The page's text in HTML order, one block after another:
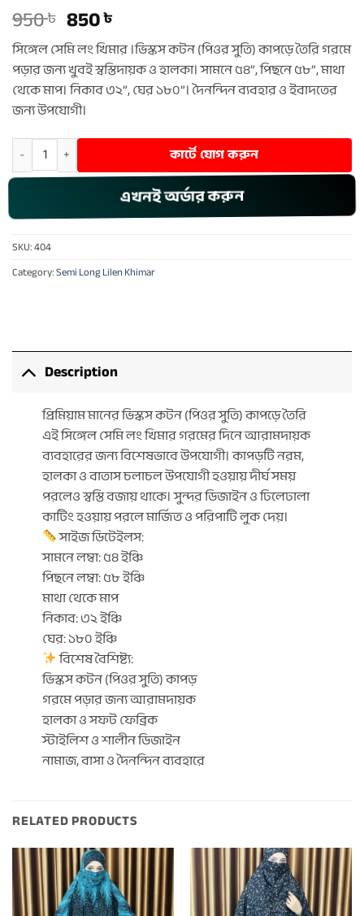
950৳ Original
price
was:
950 ৳ .
850৳
price
is:
850 ৳ .
সিঙ্গেল সেমি লং খিমার ।ভিস্কস কটন (পিওর সুতি) কাপড়ে তৈরি গরমে
পড়ার জন্য খুবই স্বস্তিদায়ক ও হালকা। সামনে ৫৪”, পিছনে ৫৮”, মাথা
থেকে মাপ। নিকাব ৩২”, ঘের ১৮০”। দৈনন্দিন ব্যবহার ও ইবাদতের
জন্য উপযোগী।
Semi Long Lilen Khimar – 404 quantityকার্টে যোগ করুন
এখনই অর্ডার করুন
SKU:404
Category:Semi Long Lilen Khimar
Description
প্রিমিয়াম মানের ভিস্কস কটন (পিওর সুতি) কাপড়ে তৈরি
এই সিঙ্গেল সেমি লং খিমার গরমের দিনে আরামদায়ক
ব্যবহারের জন্য বিশেষভাবে উপযোগী। কাপড়টি নরম,
হালকা ও বাতাস চলাচল উপযোগী হওয়ায় দীর্ঘ সময়
পরলেও স্বস্তি বজায় থাকে। সুন্দর ডিজাইন ও ঢিলেঢালা
কাটিং হওয়ায় পরলে মার্জিত ও পরিপাটি লুক দেয়।
সাইজ ডিটেইলস:
সামনে লম্বা: ৫৪ ইঞ্চি
পিছনে লম্বা: ৫৮ ইঞ্চি
মাথা থেকে মাপ
নিকাব: ৩২ ইঞ্চি
ঘের: ১৮০ ইঞ্চি
বিশেষ বৈশিষ্ট্য:
ভিস্কস কটন (পিওর সুতি) কাপড়
গরমে পড়ার জন্য আরামদায়ক
হালকা ও সফট ফেব্রিক
স্টাইলিশ ও শালীন ডিজাইন
নামাজ, বাসা ও দৈনন্দিন ব্যবহারে
RELATED PRODUCTS